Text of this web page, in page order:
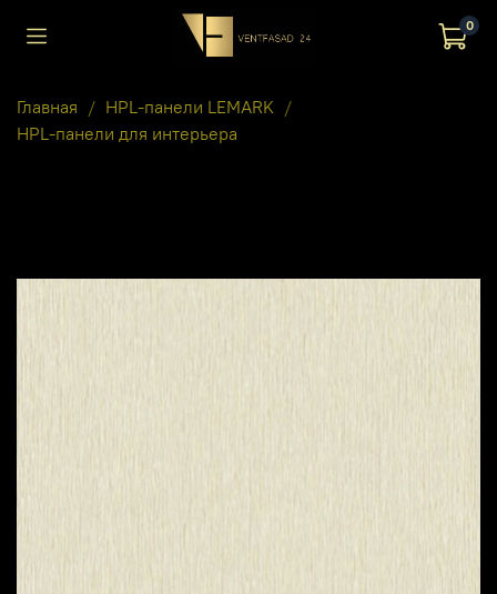
0
Главная
HPL-панели LEMARK
HPL-панели для интерьера